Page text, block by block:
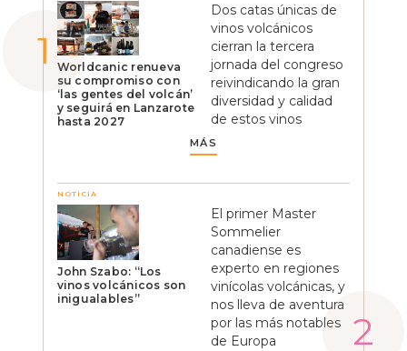
Worldcanic renueva
su compromiso con
‘las gentes del volcán’
y seguirá en Lanzarote
hasta 2027
Dos catas únicas de
vinos volcánicos
cierran la tercera
jornada del congreso
reivindicando la gran
diversidad y calidad
de estos vinos
MÁS
NOTICIA
John Szabo: “Los
vinos volcánicos son
inigualables”
El primer Master
Sommelier
canadiense es
experto en regiones
vinícolas volcánicas, y
nos lleva de aventura
por las más notables
de Europa